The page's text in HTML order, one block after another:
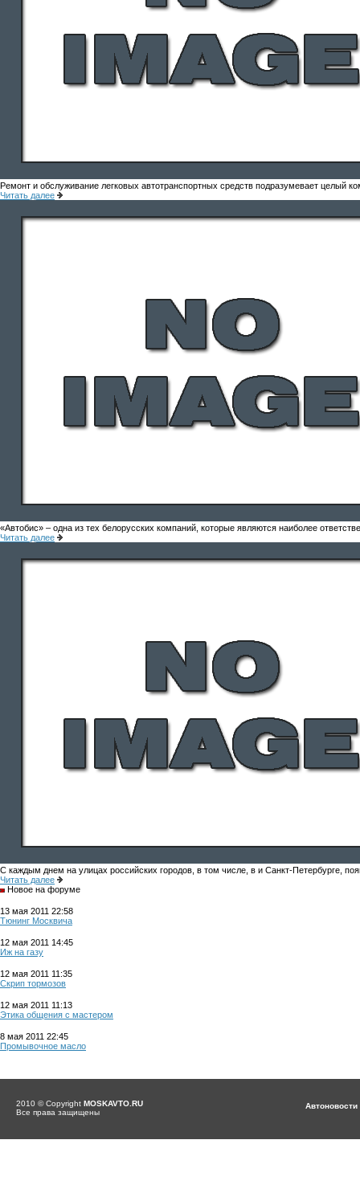
Ремонт и обслуживание легковых автотранспортных средств подразумевает целый
Читать далее
«Автобис» – одна из тех белорусских компаний, которые являются наиболее
Читать далее
С каждым днем на улицах российских городов, в том числе, в и Санкт-Петербурге,
Читать далее
Новое на форуме
13 мая 2011 22:58
Тюнинг Москвича
12 мая 2011 14:45
Иж на газу
12 мая 2011 11:35
Скрип тормозов
12 мая 2011 11:13
Этика общения с мастером
8 мая 2011 22:45
Промывочное масло
2010 © Copyright MOSKAVTO.RU
Все права защищены
Автоновости